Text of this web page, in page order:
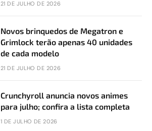
21 DE JULHO DE 2026
Novos brinquedos de Megatron e
Grimlock terão apenas 40 unidades
de cada modelo
21 DE JULHO DE 2026
Crunchyroll anuncia novos animes
para julho; confira a lista completa
1 DE JULHO DE 2026